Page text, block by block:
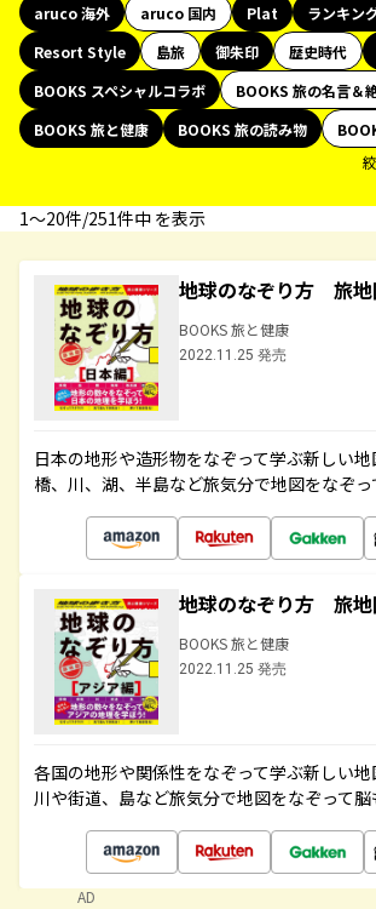
aruco 海外
aruco 国内 Plat
ランキン
Resort Style
島旅 御朱印 歴史時代
BOOKS スペシャルコラボ
BOOKS 旅の名言＆
BOOKS 旅と健康
BOOKS 旅の読み物
1〜20件/251件中 を表示
地球のなぞり方 旅
BOOKS 旅と健康
2022.11.25 発売
日本の地形や造形物をなぞって学ぶ新しい
橋、川、湖、半島など旅気分で地図をなぞっ
地球のなぞり方 旅
BOOKS 旅と健康
2022.11.25 発売
各国の地形や関係性をなぞって学ぶ新しい地
川や街道、島など旅気分で地図をなぞって脳
AD